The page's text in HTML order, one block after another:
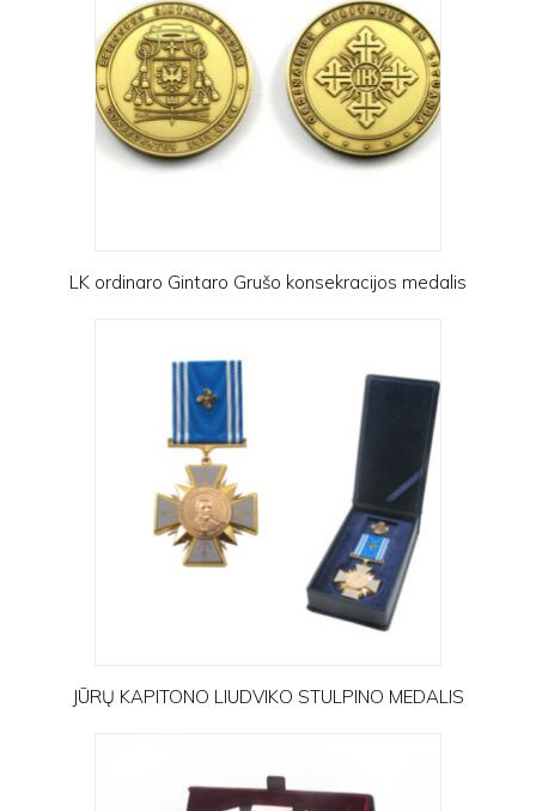
LK ordinaro Gintaro Grušo konsekracijos medalis
JŪRŲ KAPITONO LIUDVIKO STULPINO MEDALIS